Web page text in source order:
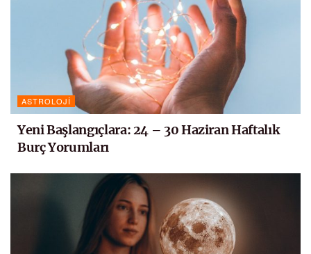
ASTROLOJI
Yeni Başlangıçlara: 24 – 30 Haziran Haftalık
Burç Yorumları